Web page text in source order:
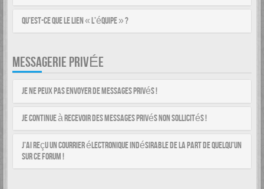
Qu’est-ce que le lien « L’équipe » ?
MESSAGERIE PRIVÉE
Je ne peux pas envoyer de messages privés !
Je continue à recevoir des messages privés non sollicités !
J’ai reçu un courrier électronique indésirable de la part de quelqu’un
sur ce forum !